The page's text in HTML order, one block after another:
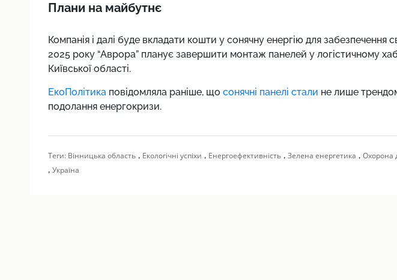
Плани на майбутнє
Компанія і далі буде вкладати кошти у сонячну енергію для забезпечення
2025 року “Аврора” планує завершити монтаж панелей у логістичному
Київської області.
ЕкоПолітикаповідомляла раніше, що сонячні панелі стали не лише
подолання енергокризи.
Теги: Вінницька область, Екологічні успіхи , Енергоефективність, Зелена енергетика , Охорона
, Україна